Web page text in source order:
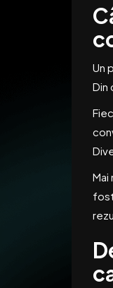
Un
Din